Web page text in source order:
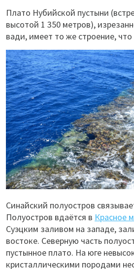
Плато Нубийской пустыни
высотой 1 350 метров),
вади, имеет то же строение,
Синайский полуостров
Полуостров вдаётся в Красное
Суэцким заливом на западе,
востоке. Северную часть
пустынное плато. На юге
кристаллическими породами